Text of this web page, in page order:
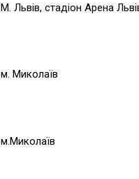
М. Львів, стадіон Арена
м. Миколаїв
м.Миколаїв